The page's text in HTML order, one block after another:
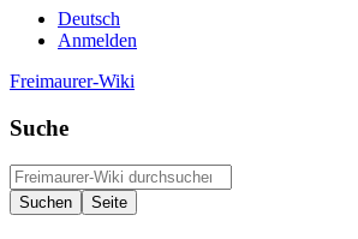
Deutsch
Anmelden
Freimaurer-Wiki
Suche